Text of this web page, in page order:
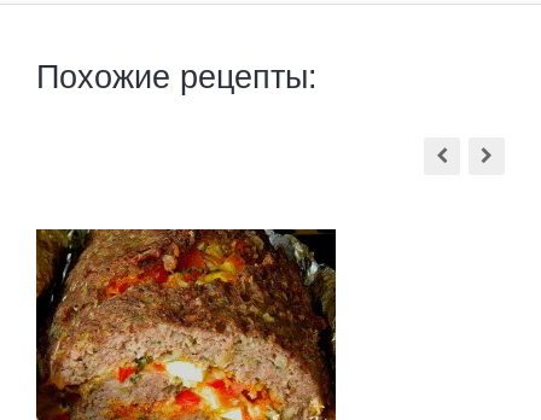
Похожие рецепты: